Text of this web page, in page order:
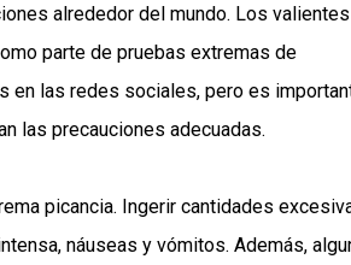
alrededor del mundo. Los valientes
parte de pruebas extremas de
en las redes sociales, pero es
las precauciones adecuadas.
picancia. Ingerir cantidades
náuseas y vómitos. Además,